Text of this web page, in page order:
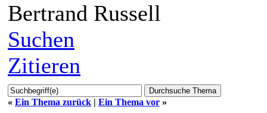
Bertrand Russell
Suchen
Zitieren
« Ein Thema zurück | Ein Thema vor »